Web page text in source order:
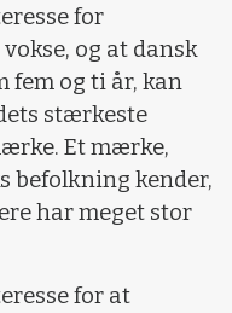
for
og at dansk
fem og ti år, kan
stærkeste
Et mærke,
befolkning kender,
har meget stor
for at